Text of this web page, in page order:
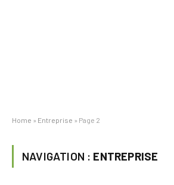
Home » Entreprise » Page 2
NAVIGATION : ENTREPRISE